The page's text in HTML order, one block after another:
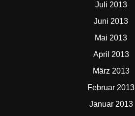
Juli 2013
Juni 2013
Mai 2013
April 2013
März 2013
Februar 2013
Januar 2013